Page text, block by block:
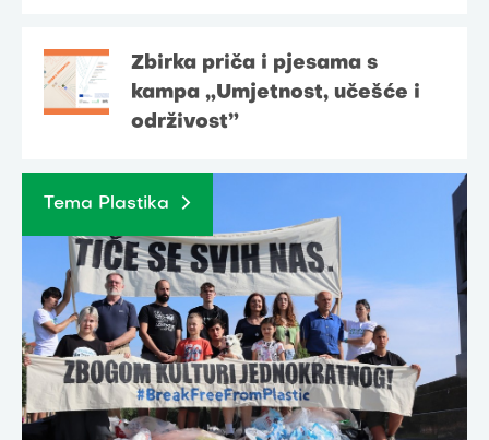
Zbirka priča i pjesama s
kampa „Umjetnost, učešće i
održivost”
Tema Plastika